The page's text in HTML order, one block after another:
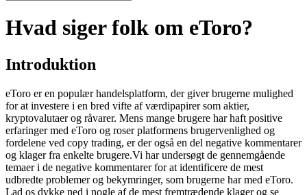
Hvad siger folk om eToro?
Introduktion
eToro er en populær handelsplatform, der giver brugerne mulighed
for at investere i en bred vifte af værdipapirer som aktier,
kryptovalutaer og råvarer. Mens mange brugere har haft positive
erfaringer med eToro og roser platformens brugervenlighed og
fordelene ved copy trading, er der også en del negative kommentarer
og klager fra enkelte brugere.Vi har undersøgt de gennemgående
temaer i de negative kommentarer for at identificere de mest
udbredte problemer og bekymringer, som brugerne har med eToro.
Lad os dykke ned i nogle af de mest fremtrædende klager og se